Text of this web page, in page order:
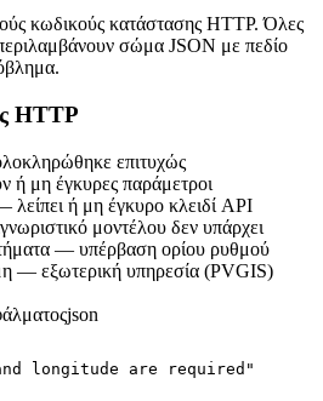
κωδικούς κατάστασης HTTP. Όλες
σώμα JSON με πεδίο
HTTP
επιτυχώς
μη έγκυρες παράμετροι
ή μη έγκυρο κλειδί API
μοντέλου δεν υπάρχει
— υπέρβαση ορίου ρυθμού
— εξωτερική υπηρεσία (PVGIS)
json
longitude are required"